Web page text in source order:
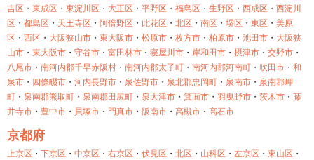
吉区 ・ 東成区 ・ 東淀川区 ・ 大正区 ・ 平野区 ・ 福島区 ・ 生野区 ・ 西成区 ・ 西淀川
区 ・ 都島区 ・ 天王寺区 ・ 阿倍野区 ・ 此花区 ・ 北区 ・ 南区 ・ 堺区 ・ 東区 ・ 美原
区 ・ 西区 ・ 大阪狭山市 ・ 東大阪市 ・ 松原市 ・ 枚方市 ・ 柏原市 ・ 池田市 ・ 大阪狭
山市 ・ 東大阪市 ・ 守谷市 ・ 富田林市 ・ 寝屋川市 ・ 岸和田市 ・ 摂津市 ・ 交野市 ・
八尾市 ・ 南河内郡千早赤阪村 ・ 南河内郡太子町 ・ 南河内郡河南町 ・ 吹田市 ・ 和
泉市 ・ 四條畷市 ・ 河内長野市 ・ 泉佐野市 ・ 泉北郡忠岡町 ・ 泉南市 ・ 泉南郡岬
町 ・ 泉南郡熊取町 ・ 泉南郡田尻町 ・ 泉大津市 ・ 箕面市 ・ 羽曳野市 ・ 茨木市 ・ 藤
井寺市 ・ 豊中市 ・ 貝塚市 ・ 門真市 ・ 阪南市 ・ 高槻市 ・ 高石市
京都府
上京区 ・ 下京区 ・ 中京区 ・ 右京区 ・ 伏見区 ・ 北区 ・ 山科区 ・ 左京区 ・ 東山区 ・